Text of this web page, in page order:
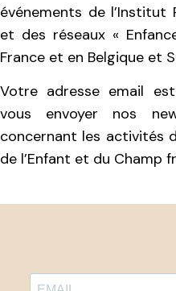
événements de l’Institut
et des réseaux «
France et en Belgique et
Votre adresse email
vous envoyer nos
concernant les activités
de l’Enfant et du Champ